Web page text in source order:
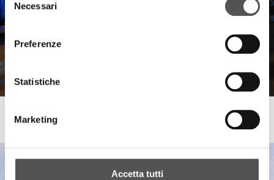
del
consenso
Necessari
Preferenze
Statistiche
Marketing
Accetta tutti